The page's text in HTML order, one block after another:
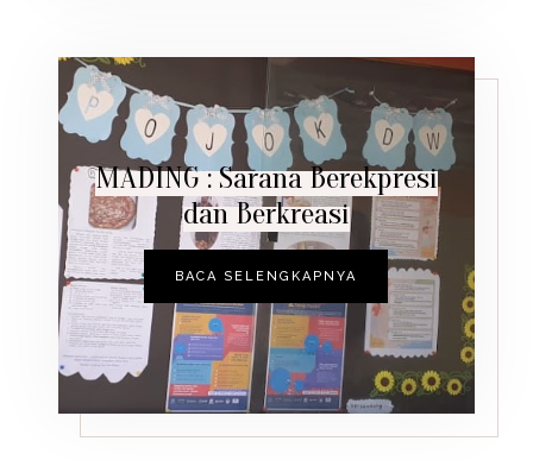
MADING : Sarana Berekpresi
dan Berkreasi
BACA SELENGKAPNYA